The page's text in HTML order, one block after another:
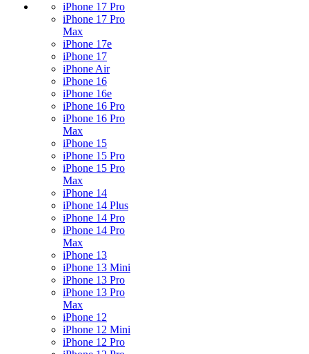
iPhone 17 Pro
iPhone 17 Pro
Max
iPhone 17e
iPhone 17
iPhone Air
iPhone 16
iPhone 16e
iPhone 16 Pro
iPhone 16 Pro
Max
iPhone 15
iPhone 15 Pro
iPhone 15 Pro
Max
iPhone 14
iPhone 14 Plus
iPhone 14 Pro
iPhone 14 Pro
Max
iPhone 13
iPhone 13 Mini
iPhone 13 Pro
iPhone 13 Pro
Max
iPhone 12
iPhone 12 Mini
iPhone 12 Pro